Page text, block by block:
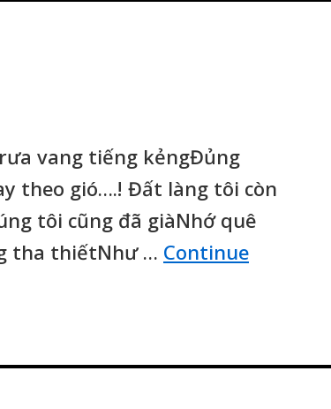
vang tiếng kẻngĐủng
theo gió….! Đất làng tôi còn
tôi cũng đã giàNhớ quê
tha thiếtNhư … Continue